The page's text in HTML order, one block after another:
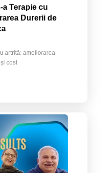
a Terapie cu
Durerii de
artrită: ameliorarea
cost